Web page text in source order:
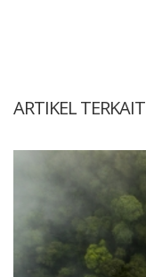
ARTIKEL TERKAIT